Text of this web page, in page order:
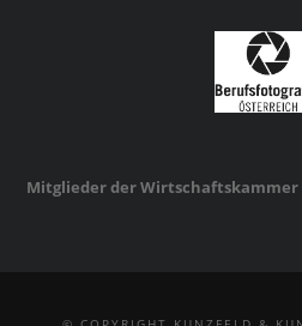
Mitglieder der Wirtschaftskammer